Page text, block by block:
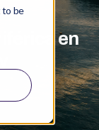
to be
en